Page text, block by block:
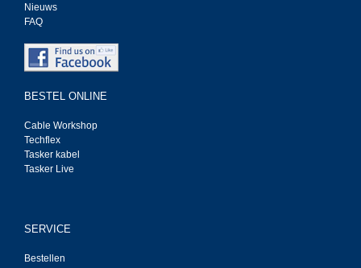
Nieuws
FAQ
BESTEL ONLINE
Cable Workshop
Techflex
Tasker kabel
Tasker Live
SERVICE
Bestellen